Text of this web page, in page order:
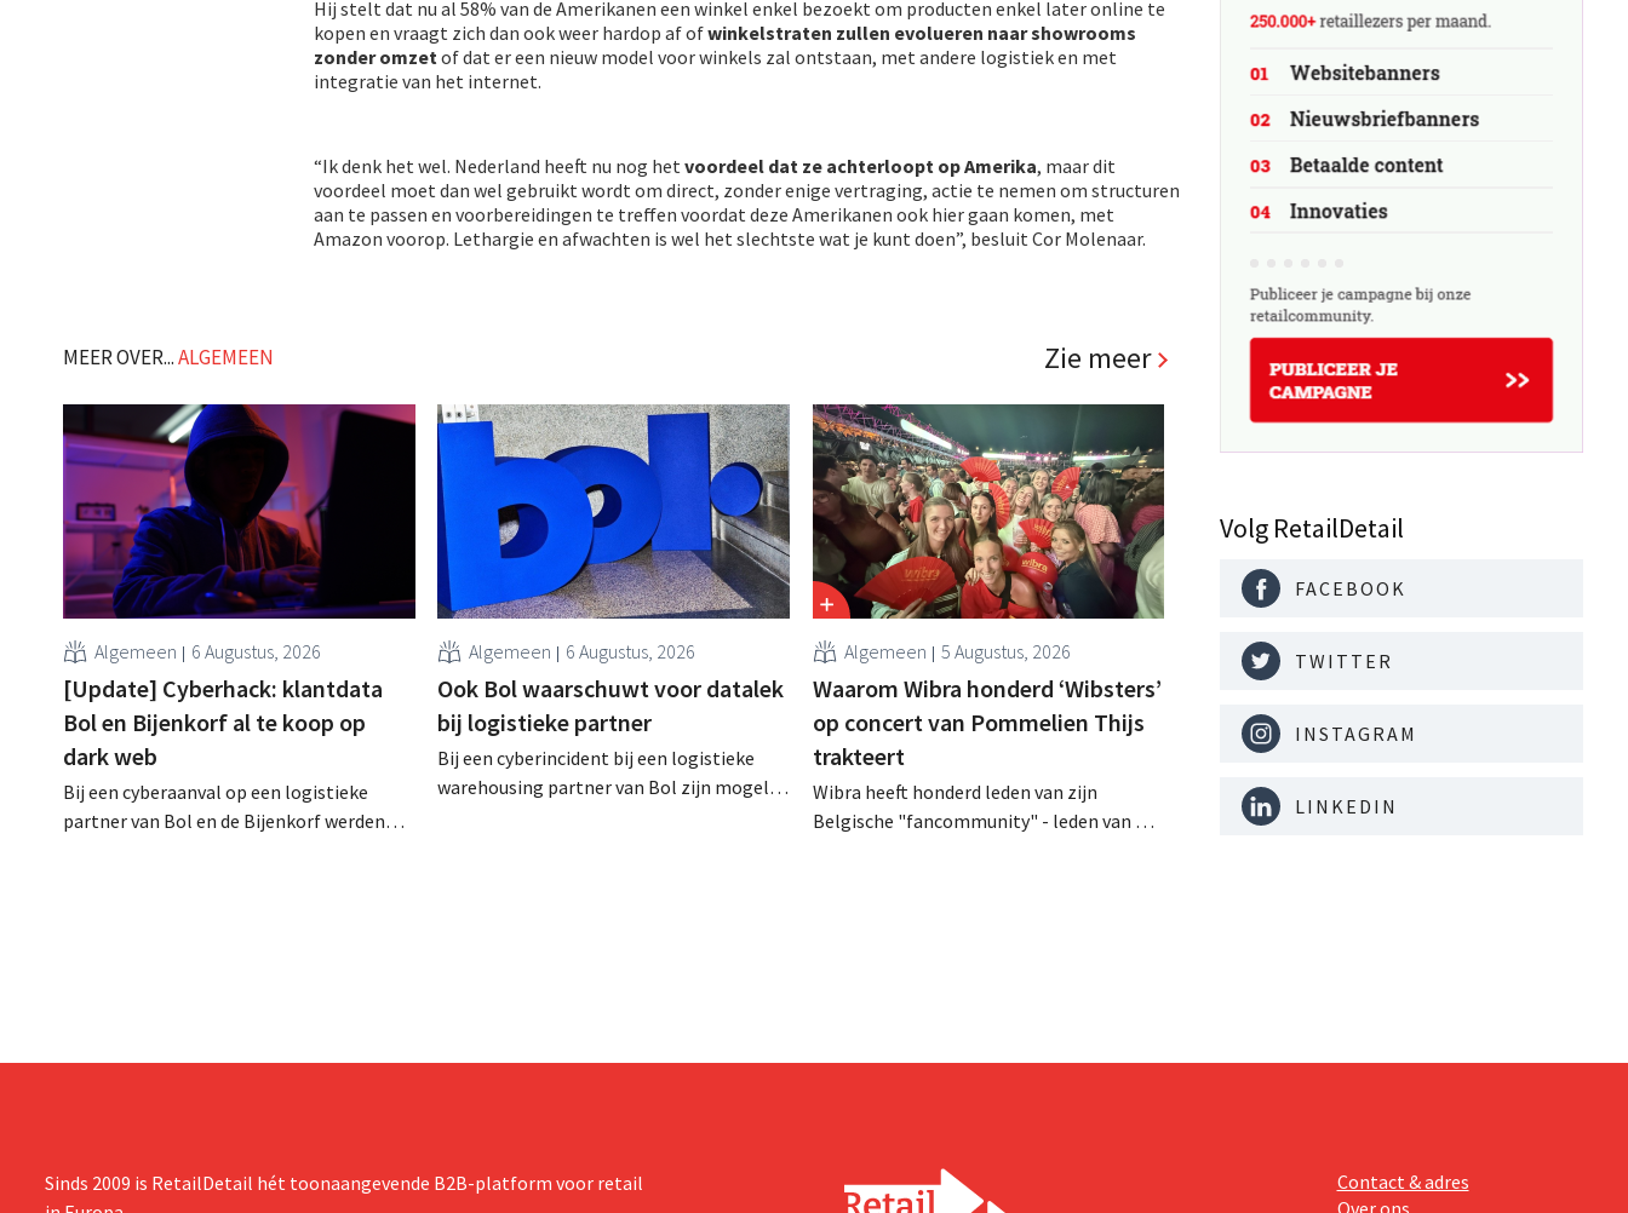
Hij stelt dat nu al 58% van de Amerikanen een winkel enkel bezoekt om producten enkel later online te
kopen en vraagt zich dan ook weer hardop af ofwinkelstraten zullen evolueren naar showrooms
zonder omzet of dat er een nieuw model voor winkels zal ontstaan, met andere logistiek en met
integratie van het internet.
“Ik denk het wel. Nederland heeft nu nog het voordeel dat ze achterloopt op Amerika, maar dit
voordeel moet dan wel gebruikt wordt om direct, zonder enige vertraging, actie te nemen om structuren
aan te passen en voorbereidingen te treffen voordat deze Amerikanen ook hier gaan komen, met
Amazon voorop. Lethargie en afwachten is wel het slechtste wat je kunt doen”, besluit Cor Molenaar.
MEER OVER...ALGEMEEN Zie meer
Algemeen 6 Augustus, 2026
[Update] Cyberhack: klantdata
Bol en Bijenkorf al te koop op
dark web
Bij een cyberaanval op een logistieke
partner van Bol en de Bijenkorf werden
Algemeen 6 Augustus, 2026
Ook Bol waarschuwt voor datalek
bij logistieke partner
Bij een cyberincident bij een logistieke
warehousing partner van Bol zijn mogelijk
Algemeen 5 Augustus, 2026
Waarom Wibra honderd ‘Wibsters’
op concert van Pommelien Thijs
trakteert
Wibra heeft honderd leden van zijn
Belgische "fancommunity" - leden van het
Volg RetailDetail
FACEBOOK
TWITTER
INSTAGRAM
LINKEDIN
Sinds 2009 is RetailDetail hét toonaangevende B2B-platform voor retail
Contact & adres
Over ons